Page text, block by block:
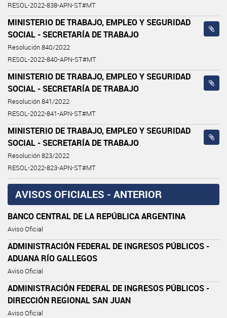
RESOL-2022-838-APN-ST#MT
MINISTERIO DE TRABAJO, EMPLEO Y SEGURIDAD
SOCIAL - SECRETARÍA DE TRABAJO
Resolución 840/2022
RESOL-2022-840-APN-ST#MT
MINISTERIO DE TRABAJO, EMPLEO Y SEGURIDAD
SOCIAL - SECRETARÍA DE TRABAJO
Resolución 841/2022
RESOL-2022-841-APN-ST#MT
MINISTERIO DE TRABAJO, EMPLEO Y SEGURIDAD
SOCIAL - SECRETARÍA DE TRABAJO
Resolución 823/2022
RESOL-2022-823-APN-ST#MT
AVISOS OFICIALES - ANTERIOR
BANCO CENTRAL DE LA REPÚBLICA ARGENTINA
Aviso Oficial
ADMINISTRACIÓN FEDERAL DE INGRESOS PÚBLICOS -
ADUANA RÍO GALLEGOS
Aviso Oficial
ADMINISTRACIÓN FEDERAL DE INGRESOS PÚBLICOS -
DIRECCIÓN REGIONAL SAN JUAN
Aviso Oficial